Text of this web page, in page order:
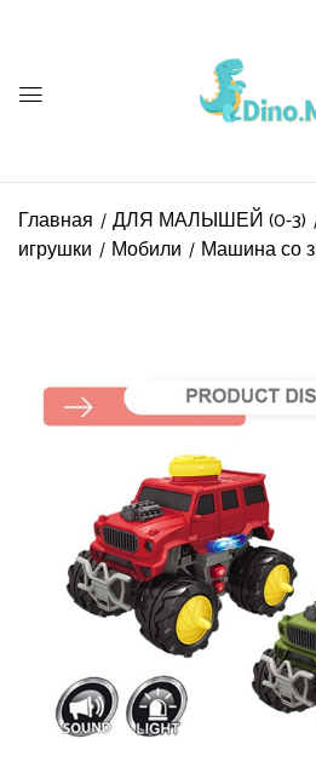
Главная ДЛЯ МАЛЫШЕЙ (0-3)
игрушки
Мобили Машина со